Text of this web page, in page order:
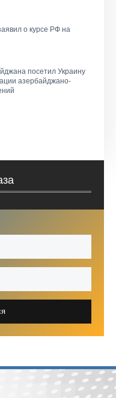
о курсе РФ на
посетил Украину
азербайджано-